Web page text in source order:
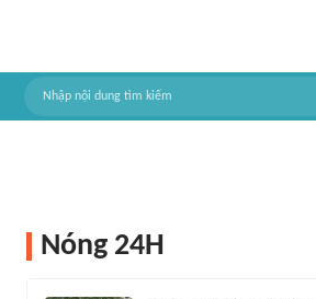
Nóng 24H